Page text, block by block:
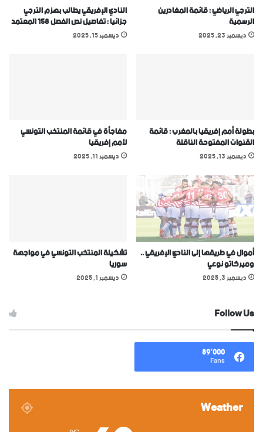
الترجي الرياضي : قائمة المغادرين
الرسمية
ديسمبر 23, 2025
النادي الإفريقي يطالب بهزم الترجي
جزائيا : تفاصيل نص الفصل 158 المعتمد
ديسمبر 15, 2025
بطولة أمم إفريقيا بالمغرب : قائمة
القنوات المفتوحة الناقلة
ديسمبر 13, 2025
مفاجأة في قائمة المنتخب التونسي
ﻷمم إفريقيا
ديسمبر 11, 2025
أموال في طريقها إلى النادي الإفريقي ..
وميركاتو نوعي
ديسمبر 3, 2025
تشكيلة المنتخب التونسي في مواجهة
سوريا
ديسمبر 1, 2025
Follow Us
89٬000
Fans
Weather